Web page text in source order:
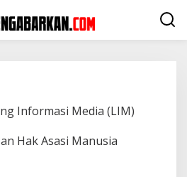
Informasi Media (LIM)
Hak Asasi Manusia